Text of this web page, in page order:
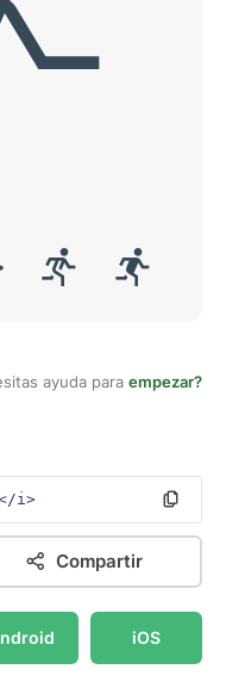
ayuda para empezar?
i>
Compartir
iOS